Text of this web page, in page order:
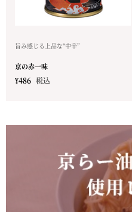
旨み感じる上品な“中辛”
京の赤一味
¥486 税込